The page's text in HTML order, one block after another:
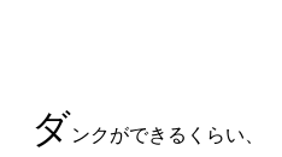
ダンクができるくらい、